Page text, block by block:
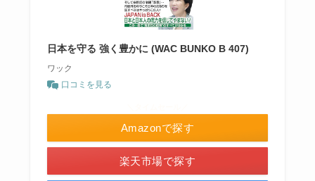
日本を守る 強く豊かに (WAC BUNKO B 407)
ワック
口コミを見る
Amazonで探す
楽天市場で探す